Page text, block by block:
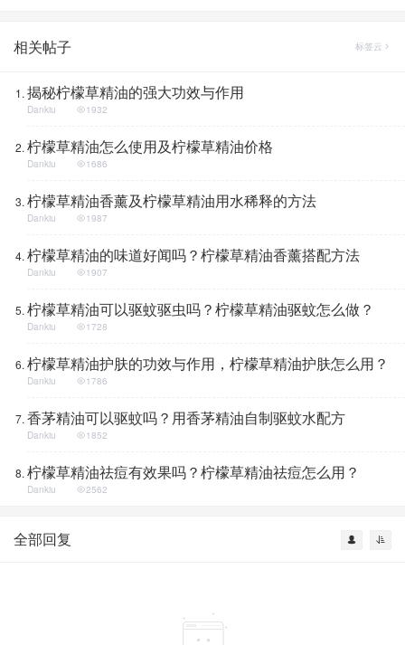
相关帖子 标签云
揭秘柠檬草精油的强大功效与作用
Dankiu 1932
柠檬草精油怎么使用及柠檬草精油价格
Dankiu 1686
柠檬草精油香薰及柠檬草精油用水稀释的方法
Dankiu 1987
柠檬草精油的味道好闻吗？柠檬草精油香薰搭配方法
Dankiu 1907
柠檬草精油可以驱蚊驱虫吗？柠檬草精油驱蚊怎么做？
Dankiu 1728
柠檬草精油护肤的功效与作用，柠檬草精油护肤怎么用？
Dankiu 1786
香茅精油可以驱蚊吗？用香茅精油自制驱蚊水配方
Dankiu 1852
柠檬草精油祛痘有效果吗？柠檬草精油祛痘怎么用？
Dankiu 2562
全部回复